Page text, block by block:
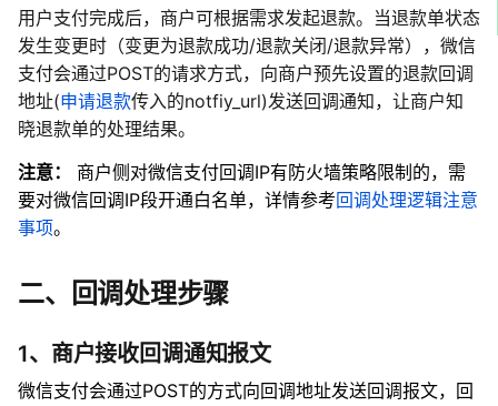
用户支付完成后，商户可根据需求发起退款。当退款单状态
发生变更时（变更为退款成功/退款关闭/退款异常），微信
支付会通过POST的请求方式，向商户预先设置的退款回调
地址(申请退款传入的notfiy_url)发送回调通知，让商户知
晓退款单的处理结果。
注意：
商户侧对微信支付回调IP有防火墙策略限制的，需
要对微信回调IP段开通白名单，详情参考回调处理逻辑注意
事项。
二、回调处理步骤
1、商户接收回调通知报文
微信支付会通过POST的方式向回调地址发送回调报文，回